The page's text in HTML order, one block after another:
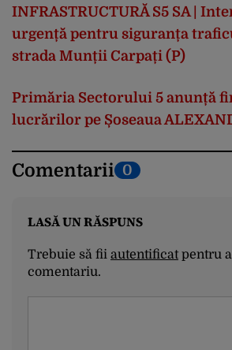
INFRASTRUCTURĂ S5 SA |
urgență pentru siguranța
strada Munții Carpați (P)
Primăria Sectorului 5 anunță
lucrărilor pe Șoseaua
Comentarii 0
LASĂ UN RĂSPUNS
Trebuie să fii autentificatpentru
comentariu.